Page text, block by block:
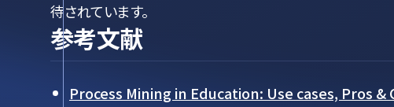
待されています。
参考文献
Process Mining in Education: Use cases, Pros &